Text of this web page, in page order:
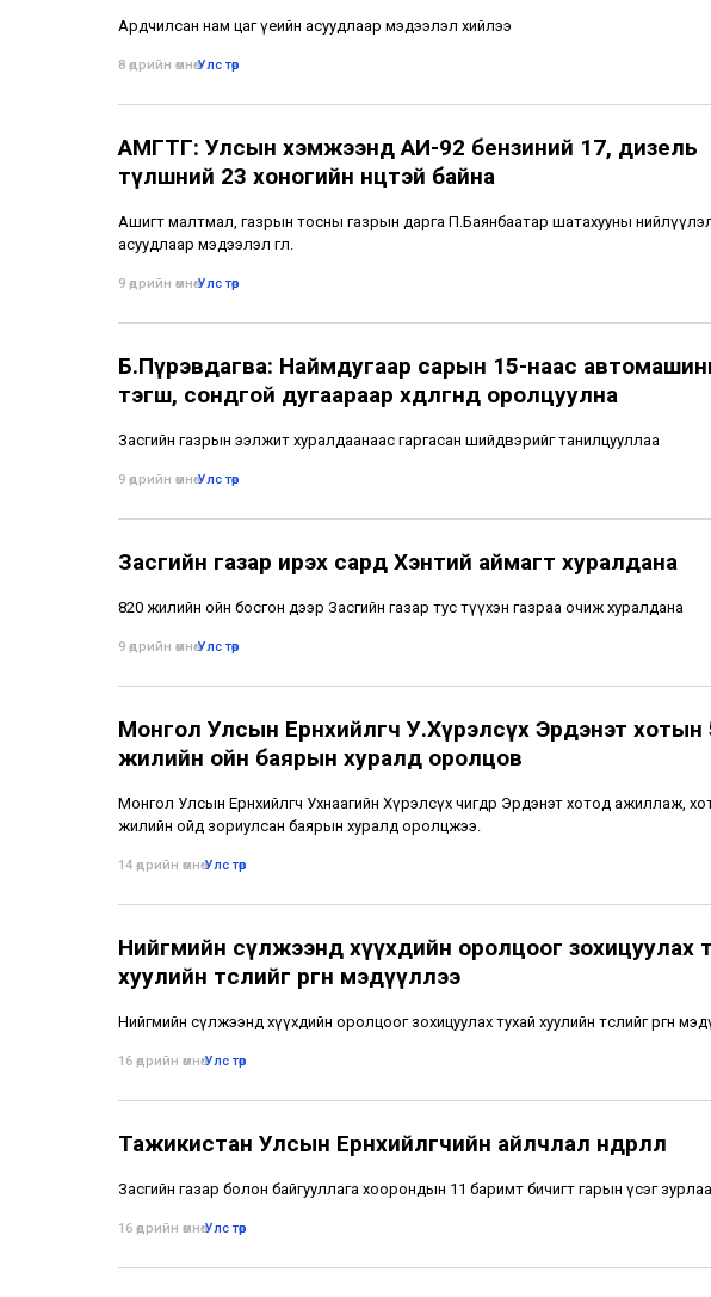
Ардчилсан нам цаг үеийн асуудлаар мэдээлэл хийлээ
8 өдрийн өмнө•Улс төр
АМГТГ: Улсын хэмжээнд АИ-92 бензиний 17, дизель
түлшний 23 хоногийн нөөцтэй байна
Ашигт малтмал, газрын тосны газрын дарга П.Баянбаатар шатахууны
асуудлаар мэдээлэл өглөө.
9 өдрийн өмнө•Улс төр
Б.Пүрэвдагва: Наймдугаар сарын 15-наас
тэгш, сондгой дугаараар хөдөлгөөнд оролцуулна
Засгийн газрын ээлжит хуралдаанаас гаргасан шийдвэрийг танилцууллаа
9 өдрийн өмнө•Улс төр
Засгийн газар ирэх сард Хэнтий аймагт хуралдана
820 жилийн ойн босгон дээр Засгийн газар тус түүхэн газраа очиж хуралдана
9 өдрийн өмнө•Улс төр
Монгол Улсын Ерөнхийлөгч У.Хүрэлсүх Эрдэнэт хотын
жилийн ойн баярын хуралд оролцов
Монгол Улсын Ерөнхийлөгч Ухнаагийн Хүрэлсүх өчигдөр Эрдэнэт хотод ажиллаж,
жилийн ойд зориулсан баярын хуралд оролцжээ.
14 өдрийн өмнө•Улс төр
Нийгмийн сүлжээнд хүүхдийн оролцоог зохицуулах
хуулийн төслийг өргөн мэдүүллээ
Нийгмийн сүлжээнд хүүхдийн оролцоог зохицуулах тухай хуулийн төслийг өргөн
16 өдрийн өмнө•Улс төр
Тажикистан Улсын Ерөнхийлөгчийн айлчлал өндөрлөлөө
Засгийн газар болон байгууллага хоорондын 11 баримт бичигт гарын үсэг зурлаа.
16 өдрийн өмнө•Улс төр